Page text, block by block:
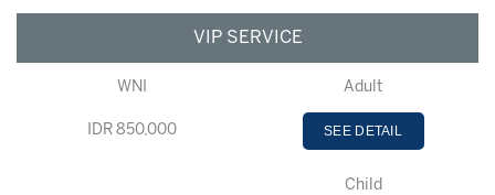
VIP SERVICE
WNI Adult
IDR 850,000 SEE DETAIL
Child